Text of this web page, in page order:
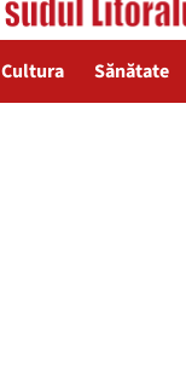
Cultura Sănătate